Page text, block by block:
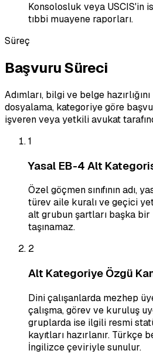
Konsolosluk veya USCIS'in
tıbbi muayene raporları.
Süreç
Başvuru Süreci
Adımları, bilgi ve belge
dosyalama, kategoriye göre
işveren veya yetkili avukat
1
Yasal EB-4 Alt
Özel göçmen sınıfının adı,
türev aile kuralı ve geçici
alt grubun şartları başka
taşınamaz.
2
Alt Kategoriye Özgü
Dini çalışanlarda mezhep
çalışma, görev ve kuruluş
gruplarda ise ilgili resmi
kayıtları hazırlanır. Türkçe
İngilizce çeviriyle sunulur.